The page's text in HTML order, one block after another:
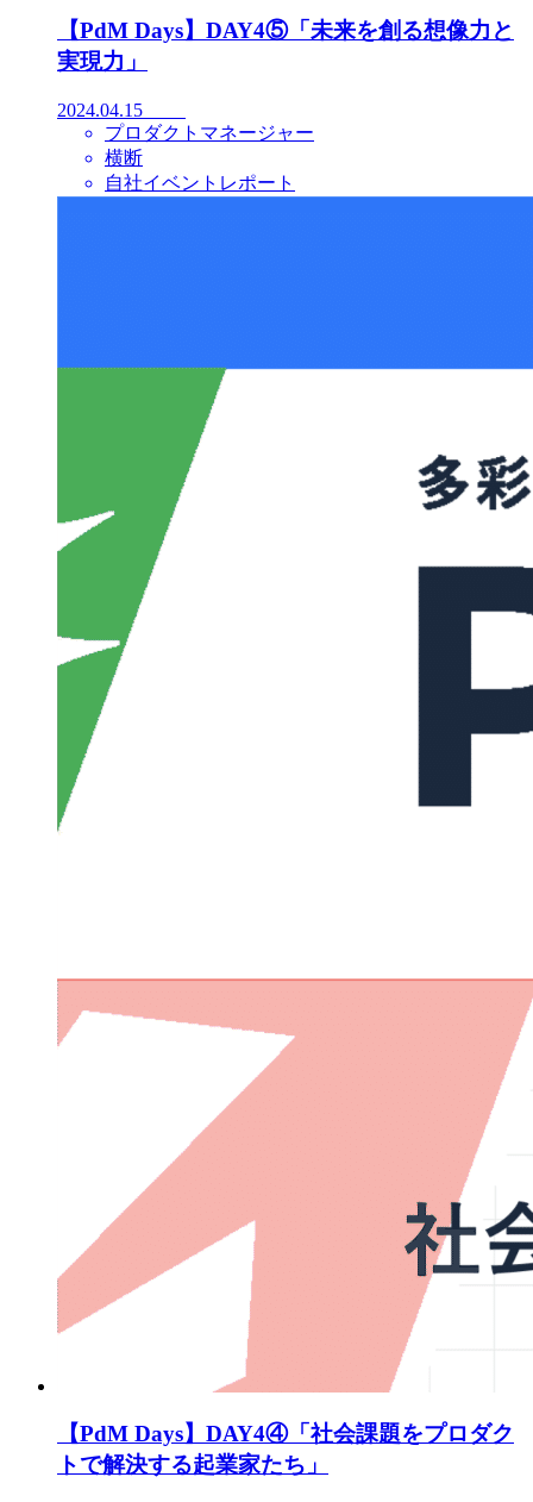
【PdM Days】DAY4⑤「未来を創る想像力と
実現力」
2024.04.15
プロダクトマネージャー
横断
自社イベントレポート
【PdM Days】DAY4④「社会課題をプロダク
トで解決する起業家たち」